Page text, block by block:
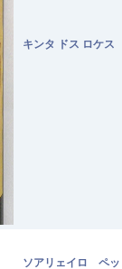
キンタ ドス ロケ
ソアリェイロ ペ